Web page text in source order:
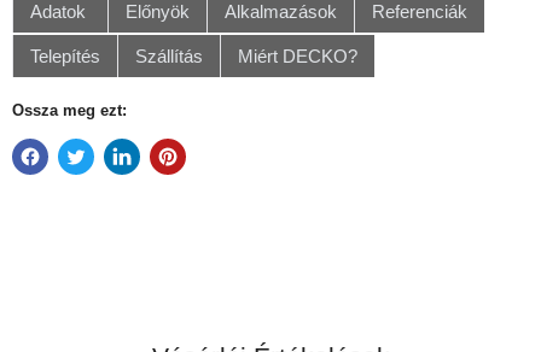
Adatok Előnyök Alkalmazások Referenciák
Telepítés Szállítás Miért DECKO?
Ossza meg ezt: